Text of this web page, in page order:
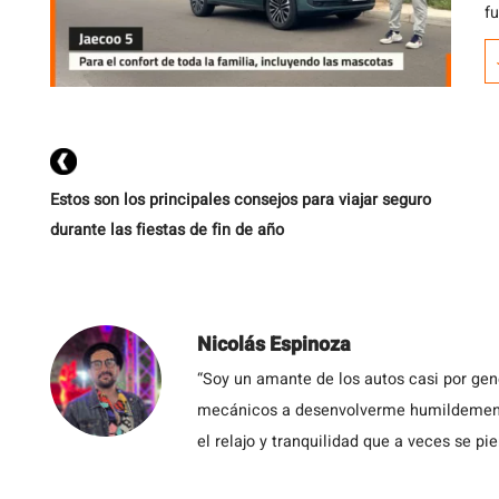
Estos son los principales consejos para viajar seguro
durante las fiestas de fin de año
Nicolás Espinoza
“Soy un amante de los autos casi por
mecánicos a desenvolverme
el relajo y tranquilidad que a veces se